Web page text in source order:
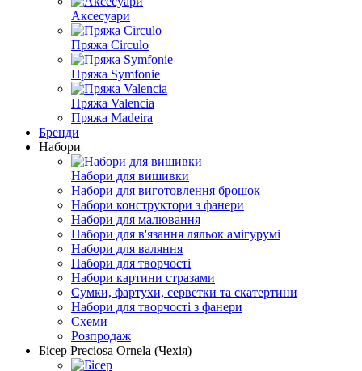
Аксесуари
Пряжа Circulo
Пряжа Symfonie
Пряжа Valencia
Пряжа Madeira
Бренди
Набори
Набори для вишивки
Набори для виготовлення брошок
Набори конструктори з фанери
Набори для малювання
Набори для в'язання ляльок амігурумі
Набори для валяння
Набори для творчості
Набори картини стразами
Сумки, фартухи, серветки та скатертини
Набори для творчості з фанери
Схеми
Розпродаж
Бісер Preciosa Ornela (Чехія)